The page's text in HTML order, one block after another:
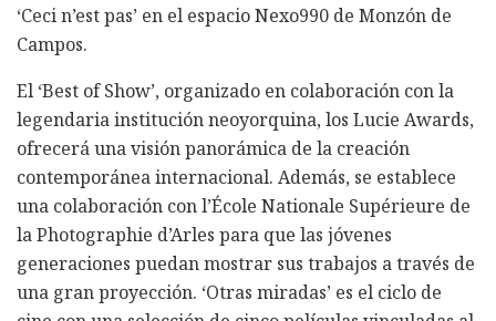
‘Ceci n’est pas’ en el espacio Nexo990 de Monzón de
Campos.
El ‘Best of Show’, organizado en colaboración con la
legendaria institución neoyorquina, los Lucie Awards,
ofrecerá una visión panorámica de la creación
contemporánea internacional. Además, se establece
una colaboración con l’École Nationale Supérieure de
la Photographie d’Arles para que las jóvenes
generaciones puedan mostrar sus trabajos a través de
una gran proyección. ‘Otras miradas’ es el ciclo de